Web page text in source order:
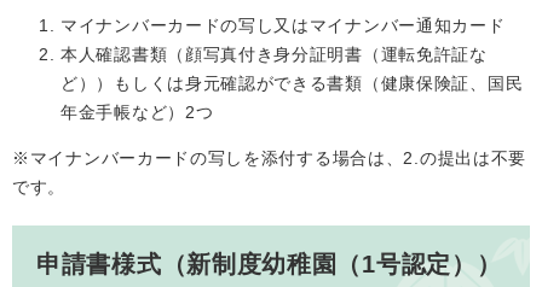
マイナンバーカードの写し又はマイナンバー通知カード
本人確認書類（顔写真付き身分証明書（運転免許証な
ど））もしくは身元確認ができる書類（健康保険証、国民
年金手帳など）2つ
※マイナンバーカードの写しを添付する場合は、2.の提出は不要
です。
申請書様式（新制度幼稚園（1号認定））